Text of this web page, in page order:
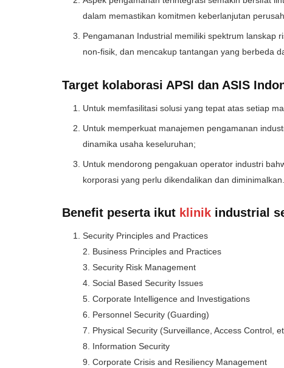
dalam memastikan komitmen keberlanjutan
Pengamanan Industrial memiliki spektrum lanskap
non-fisik, dan mencakup tantangan yang berbeda
Target kolaborasi APSI dan ASIS
Untuk memfasilitasi solusi yang tepat atas setiap
Untuk memperkuat manajemen pengamanan
dinamika usaha keseluruhan;
Untuk mendorong pengakuan operator industri
korporasi yang perlu dikendalikan dan diminimalkan.
Benefit peserta ikut klinik industrial
Security Principles and Practices
2. Business Principles and Practices
3. Security Risk Management
4. Social Based Security Issues
5. Corporate Intelligence and Investigations
6. Personnel Security (Guarding)
7. Physical Security (Surveillance, Access Control,
8. Information Security
9. Corporate Crisis and Resiliency Management